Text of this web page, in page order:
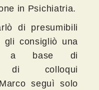
in Psichiatria.
di presumibili
gli consigliò una
a base di
di colloqui
seguì solo